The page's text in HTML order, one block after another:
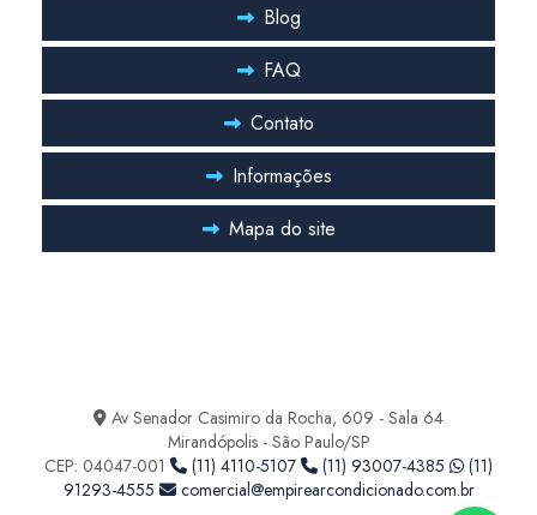
Projeto de ar condicionado
Projeto de ar condicionado central
Projeto ar condicionado valor
Projeto climatização laboratório
Serviço de climatização laboratório
Serviço de higienização de ar condicionado
Blog
FAQ
Contato
Informações
Mapa do site
Av Senador Casimiro da Rocha, 609 - Sala 64
Mirandópolis - São Paulo/SP
CEP: 04047-001
(11) 4110-5107 (11) 93007-4385
(11)
91293-4555
comercial@empirearcondicionado.com.br